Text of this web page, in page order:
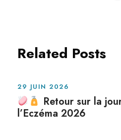
Related Posts
29 JUIN 2026
Retour sur la
l’Eczéma 2026